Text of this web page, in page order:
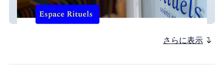
Espace Rituels
さらに表示